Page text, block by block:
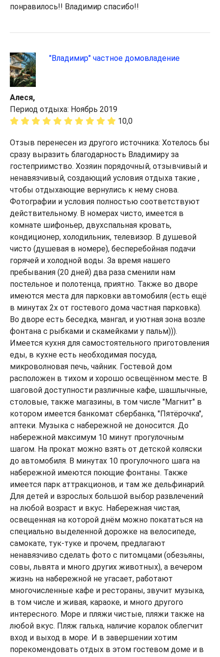
понравилось!! Владимир спасибо!!
"Владимир" частное домовладение
Алеся,
Период отдыха: Ноябрь 2019
10,0
Отзыв перенесен из другого источника: Хотелось бы
сразу выразить благодарность Владимиру за
гостеприимство. Хозяин порядочный, отзывчивый и
ненавязчивый, создающий условия отдыха такие ,
чтобы отдыхающие вернулись к нему снова.
Фотографии и условия полностью соответствуют
действительному. В номерах чисто, имеется в
комнате шифоньер, двухспальная кровать,
кондиционер, холодильник, телевизор. В душевой
чисто (душевая в номере), бесперебойная подачи
горячей и холодной воды. За время нашего
пребывания (20 дней) два раза сменили нам
постельное и полотенца, приятно. Также во дворе
имеются места для парковки автомобиля (есть ещё
в минутах 2х от гостевого дома частная парковка).
Во дворе есть беседка, мангал, и уютная зона возле
фонтана с рыбками и скамейками у пальм))).
Имеется кухня для самостоятельного приготовления
еды, в кухне есть необходимая посуда,
микроволновая печь, чайник. Гостевой дом
расположен в тихом и хорошо освещённом месте. В
шаговой доступности различные кафе, шашлычные,
столовые, также магазины, в том числе "Магнит" в
котором имеется банкомат сбербанка, "Пятёрочка",
аптеки. Музыка с набережной не доносится. До
набережной максимум 10 минут прогулочным
шагом. На прокат можно взять от детской коляски
до автомобиля. В минутах 10 прогулочного шага на
набережной имеются поющие фонтаны. Также
имеется парк аттракционов, и там же дельфинарий.
Для детей и взрослых большой выбор развлечений
на любой возраст и вкус. Набережная чистая,
освещенная на которой днём можно покататься на
специально выделенной дорожке на велосипеде,
самокате, тук-туке и прочем, предлагают
ненавязчиво сделать фото с питомцами (обезьяны,
совы, львята и много других животных), а вечером
жизнь на набережной не угасает, работают
многочисленные кафе и рестораны, звучит музыка,
в том числе и живая, караоке, и много другого
интересного. Море и пляжи чистые, пляжи также на
любой вкус. Пляж галька, наличие коралок облегчит
вход и выход в море. И в завершении хотим
порекомендовать отдых в этом гостевом доме и в